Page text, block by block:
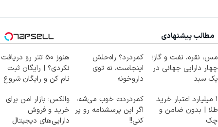
مطالب پیشنهادی
مس، نقره، نفت و گاز؛
چهار دارایی جهانی در
یک سبد
کمردرد؟ راه‌حلش
اینجاست، نه توی
داروخونه
هنوز 50 تتر رو دریافت
نکردی؟ | رایگان ثبت
نام کن و رایگان شروع
۱ میلیارد اعتبار خرید
طلا | بدون ضامن و
چک
کمردردت خوب می‌شه،
اگر این پرسشنامه رو پر
کنی!!
والکس: بازار امن برای
خرید و فروش
دارایی‌های دیجیتال